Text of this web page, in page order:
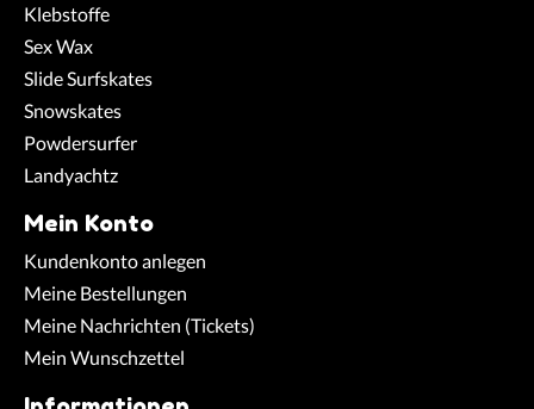
Klebstoffe
Sex Wax
Slide Surfskates
Snowskates
Powdersurfer
Landyachtz
Mein Konto
Kundenkonto anlegen
Meine Bestellungen
Meine Nachrichten (Tickets)
Mein Wunschzettel